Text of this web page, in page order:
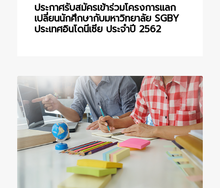
ประกาศรับสมัครเข้าร่วมโครงการแลก
เปลี่ยนนักศึกษากับมหาวิทยาลัย SGBY
ประเทศอินโดนีเซีย ประจำปี 2562